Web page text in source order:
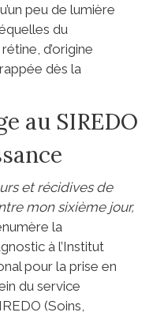
peu de lumière
du
d’origine
dès la
au SIREDO
et récidives de
mon sixième jour,
la
à l’Institut
pour la prise en
du service
(Soins,